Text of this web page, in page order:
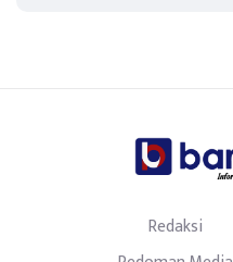
Redaksi